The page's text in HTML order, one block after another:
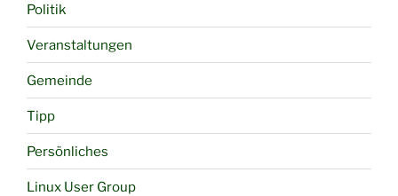
Politik
Veranstaltungen
Gemeinde
Tipp
Persönliches
Linux User Group